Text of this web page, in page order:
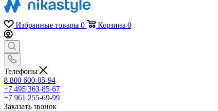
Избранные товары 0 Корзина 0
Телефоны
8 800 600-85-94
+7 495 363-85-67
+7 961 255-69-99
Заказать звонок